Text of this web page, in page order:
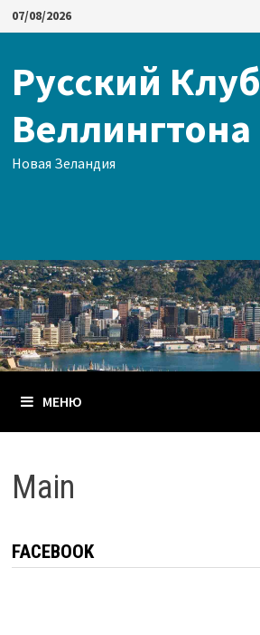
Перейти
к
07/08/2026
Русский Клуб
Веллингтона
Новая Зеландия
МЕНЮ
Main
FACEBOOK